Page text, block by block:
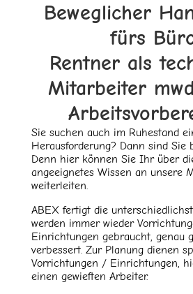
Beweglicher
fürs
Rentner als
Mitarbeiter
Sie suchen auch im Ruhestand
Herausforderung? Dann sind Sie
Denn hier können Sie Ihr über
angeeignetes Wissen an unsere
weiterleiten.
ABEX fertigt die
werden immer wieder
Einrichtungen gebraucht, genau
verbessert. Zur Planung dienen
Vorrichtungen / Einrichtungen,
einen gewieften Arbeiter.